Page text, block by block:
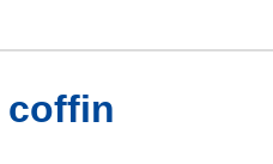
coffin